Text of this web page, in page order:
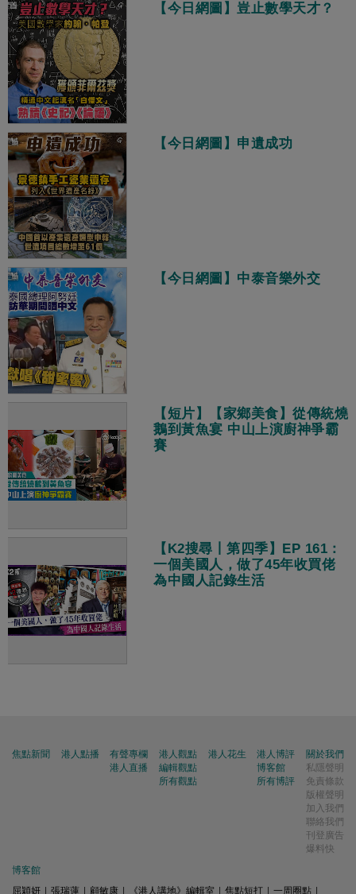
【今日網圖】豈止數學天才？
【今日網圖】申遺成功
【今日網圖】中泰音樂外交
【短片】【家鄉美食】從傳統燒
鵝到黃魚宴 中山上演廚神爭霸
賽
【K2搜尋丨第四季】EP 161：
一個美國人，做了45年收買佬
為中國人記錄生活
焦點新聞 港人點播
有聲專欄
港人直播
港人觀點
編輯觀點
所有觀點
港人花生
港人博評
博客館
所有博評
關於我們
私隱聲明
免責條款
版權聲明
加入我們
聯絡我們
刊登廣告
爆料快
博客館
屈穎妍
張瑞蓮 顧敏康 《港人講地》編輯室 焦點短打 一周圈點